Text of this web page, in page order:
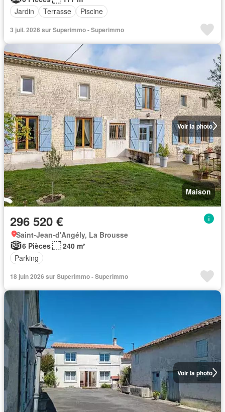
Jardin
Terrasse Piscine
3 juil. 2026 sur Superimmo - Superimmo
Voir la photo
Maison
296 520 €
Saint-Jean-d'Angély, La Brousse
6 Pièces
240 m²
Parking
18 juin 2026 sur Superimmo - Superimmo
Voir la photo